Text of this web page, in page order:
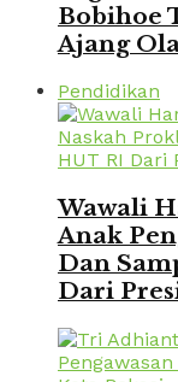
Bobihoe
Ajang
Pendidikan
Wawali
Anak
Dan
Dari